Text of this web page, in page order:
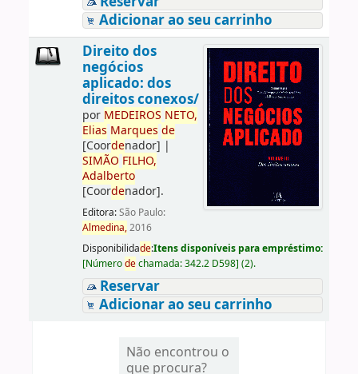
Adicionar ao seu carrinho
Direito dos
negócios
aplicado: dos
direitos conexos/
por MEDEIROS NETO,
Elias Marques de
[Coordenador] |
SIMÃO FILHO,
Adalberto
[Coordenador].
Editora:São Paulo:
Almedina,2016
Disponibilidade:Itens disponíveis para empréstimo:
[Númerodechamada:342.2 D598] (2).
Reservar
Adicionar ao seu carrinho
Não encontrou o
que procura?